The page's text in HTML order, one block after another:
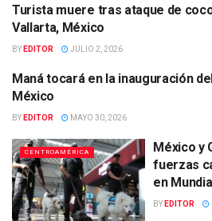
INTERNACIONAL
Turista muere tras ataque de
Vallarta, México
BY EDITOR JULIO 2, 2026
ENTRETENIMIENTO
Maná tocará en la inauguración
México
BY EDITOR MAYO 30, 2026
CENTROAMÉRICA
México y
fuerzas
en
BY EDITOR